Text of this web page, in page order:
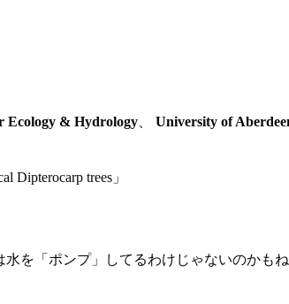
Ecology & Hydrology University of
Dipterocarp trees」
を「ポンプ」してるわけじゃないのかもね